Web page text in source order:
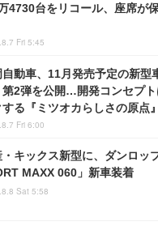
4730台をリコール、座席が
Fri 5:45
自動車、11月発売予定の新型
第2弾を公開…開発コンセプト
する『ミツオカらしさの原点』
Fri 6:00
・キックス新型に、ダンロッ
MAXX 060」新車装着
Sat 5:58